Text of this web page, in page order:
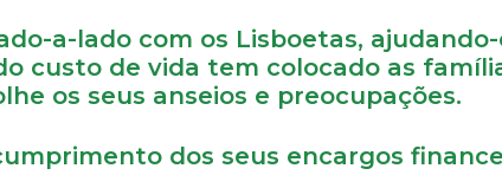
a-lado com os Lisboetas,
custo de vida tem colocado as
os seus anseios e preocupações.
dos seus encargos